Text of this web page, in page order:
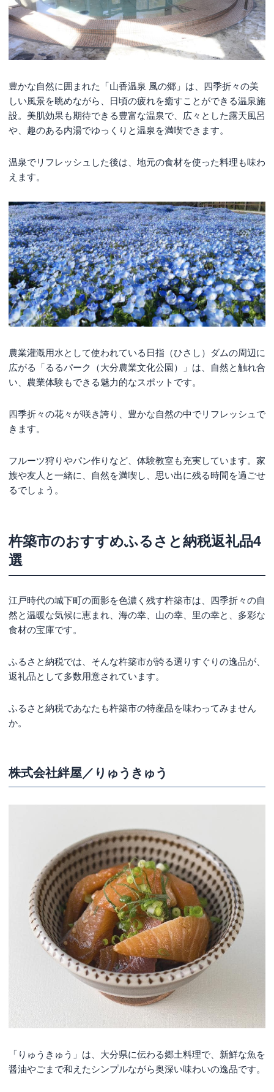
豊かな自然に囲まれた「山香温泉 風の郷」は、四季折々の美
しい風景を眺めながら、日頃の疲れを癒すことができる温泉施
設。美肌効果も期待できる豊富な温泉で、広々とした露天風呂
や、趣のある内湯でゆっくりと温泉を満喫できます。
温泉でリフレッシュした後は、地元の食材を使った料理も味わ
えます。
農業灌漑用水として使われている日指（ひさし）ダムの周辺に
広がる「るるパーク（大分農業文化公園）」は、自然と触れ合
い、農業体験もできる魅力的なスポットです。
四季折々の花々が咲き誇り、豊かな自然の中でリフレッシュで
きます。
フルーツ狩りやパン作りなど、体験教室も充実しています。家
族や友人と一緒に、自然を満喫し、思い出に残る時間を過ごせ
るでしょう。
杵築市のおすすめふるさと納税返礼品4
選
江戸時代の城下町の面影を色濃く残す杵築市は、四季折々の自
然と温暖な気候に恵まれ、海の幸、山の幸、里の幸と、多彩な
食材の宝庫です。
ふるさと納税では、そんな杵築市が誇る選りすぐりの逸品が、
返礼品として多数用意されています。
ふるさと納税であなたも杵築市の特産品を味わってみません
か。
株式会社絆屋／りゅうきゅう
「りゅうきゅう」は、大分県に伝わる郷土料理で、新鮮な魚を
醤油やごまで和えたシンプルながら奥深い味わいの逸品です。